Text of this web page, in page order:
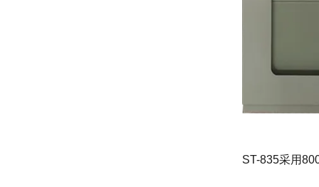
ST-835采用